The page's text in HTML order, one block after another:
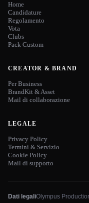
Home
Candidature
Regolamento
Vota
Clubs
Pack Custom
CREATOR & BRAND
Per Business
BrandKit & Asset
Mail di collaborazione
LEGALE
Privacy Policy
Termini & Servizio
Cookie Policy
Mail di supporto
Dati legaliOlympus